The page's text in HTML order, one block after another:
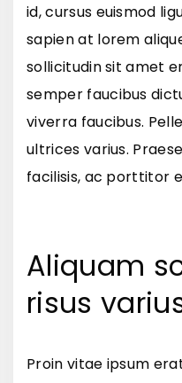
id, cursus euismod
sapien at lorem
sollicitudin sit amet
semper faucibus
viverra faucibus.
ultrices varius.
facilisis, ac porttitor
Aliquam
risus
Proin vitae ipsum